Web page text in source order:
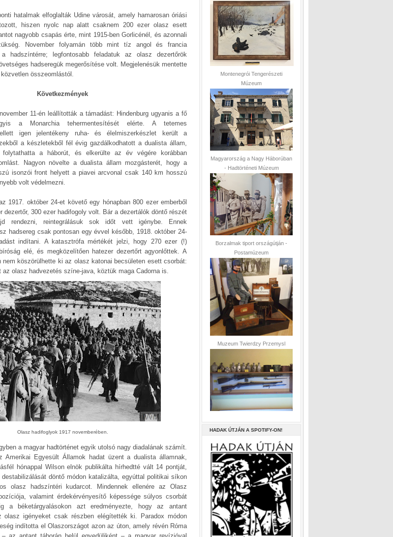
hatalmak elfoglalták Udine városát, amely hamarosan óriási
hiszen nyolc nap alatt csaknem 200 ezer olasz esett
nagyobb csapás érte, mint 1915-ben Gorlicénél, és azonnali
November folyamán több mint tíz angol és francia
hadszíntérre; legfontosabb feladatuk az olasz dezertőrök
hadseregük megerősítése volt. Megjelenésük mentette
összeomlástól.
Következmények
11-én leállították a támadást: Hindenburg ugyanis a fő
a Monarchia tehermentesítését elérte. A tetemes
igen jelentékeny ruha- és élelmiszerkészlet került a
a készletekből fél évig gazdálkodhatott a dualista állam,
a háborút, és elkerülte az év végére korábban
Nagyon növelte a dualista állam mozgásterét, hogy a
isonzói front helyett a piavei arcvonal csak 140 km hosszú
volt védelmezni.
1917. október 24-et követő egy hónapban 800 ezer emberből
dezertőr, 300 ezer hadifogoly volt. Bár a dezertálók döntő részét
rendezni, reintegrálásuk sok időt vett igénybe. Ennek
hadsereg csak pontosan egy évvel később, 1918. október 24-
indítani. A katasztrófa mértékét jelzi, hogy 270 ezer (!)
elé, és megközelítően hatezer dezertőrt agyonlőttek. A
nem köszörülhette ki az olasz katonai becsületen esett csorbát:
az olasz hadvezetés színe-java, köztük maga Cadorna is.
Olasz hadifoglyok 1917 novemberében.
a magyar hadtörténet egyik utolsó nagy diadalának számít.
Amerikai Egyesült Államok hadat üzent a dualista államnak,
hónappal Wilson elnök publikálta hírhedtté vált 14 pontját,
döntő módon katalizálta, egyúttal politikai síkon
olasz hadszíntéri kudarcot. Mindennek ellenére az Olasz
valamint érdekérvényesítő képessége súlyos csorbát
a béketárgyalásokon azt eredményezte, hogy az antant
olasz igényeket csak részben elégítették ki. Paradox módon
indította el Olaszországot azon az úton, amely révén Róma
Montenegrói Tengerészeti
Múzeum
Magyarország a Nagy Háborúban
- Hadtörténeti Múzeum
Borzalmak tiport országútján -
Postamúzeum
Muzeum Twierdzy Przemysl
HADAK ÚTJÁN A SPOTIFY-ON!